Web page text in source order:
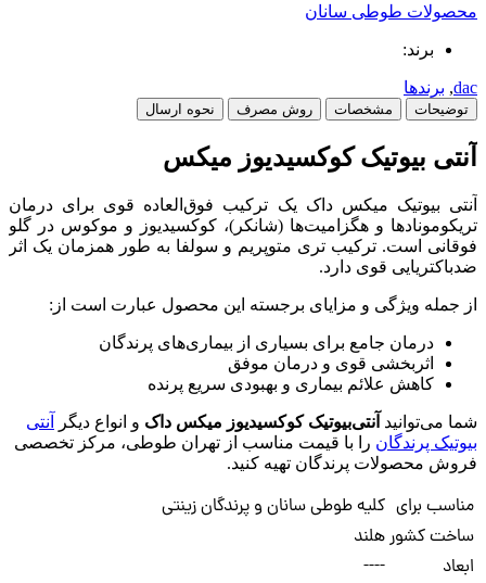
محصولات طوطی سانان
برند:
dac
, برندها
توضیحات مشخصات روش مصرف نحوه ارسال
آنتی بیوتیک کوکسیدیوز میکس
آنتی بیوتیک میکس داک یک ترکیب فوق‌‌العاده قوی برای درمان
تریکومونادها و هگزامیت‌ها (شانکر)، کوکسیدیوز و موکوس در گلو
فوقانی است. ترکیب تری متوپریم و سولفا به طور همزمان یک اثر
ضدباکتریایی قوی دارد.
از جمله ویژگی و مزایای برجسته این محصول عبارت است از:
درمان جامع برای بسیاری از بیماری‌های پرندگان
اثربخشی قوی و درمان موفق
کاهش علائم بیماری و بهبودی سریع پرنده
شما می‌توانید آنتی‌بیوتیک کوکسیدیوز میکس داک و انواع دیگر
آنتی
بیوتیک پرندگان را با قیمت مناسب از تهران طوطی، مرکز تخصصی
فروش محصولات پرندگان تهیه کنید.
مناسب برای کلیه طوطی سانان و پرندگان زینتی
ساخت کشورهلند
ابعاد
----